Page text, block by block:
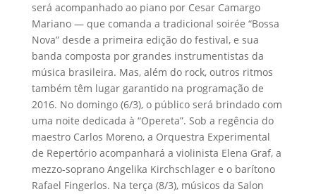
será acompanhado ao piano por Cesar Camargo
Mariano — que comanda a tradicional soirée “Bossa
Nova” desde a primeira edição do festival, e sua
banda composta por grandes instrumentistas da
música brasileira. Mas, além do rock, outros ritmos
também têm lugar garantido na programação de
2016. No domingo (6/3), o público será brindado com
uma noite dedicada à “Opereta”. Sob a regência do
maestro Carlos Moreno, a Orquestra Experimental
de Repertório acompanhará a violinista Elena Graf, a
mezzo-soprano Angelika Kirchschlager e o barítono
Rafael Fingerlos. Na terça (8/3), músicos da Salon